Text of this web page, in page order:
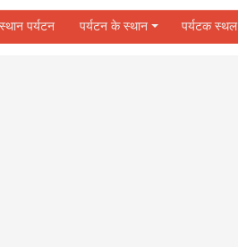
पर्यटन पर्यटन के स्थान पर्यटक स्थल